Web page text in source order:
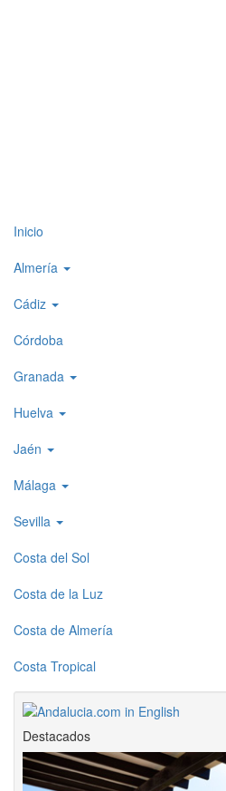
Top
level
1
Inicio
Almería
Cádiz
Córdoba
Granada
Huelva
Jaén
Málaga
Sevilla
Costa del Sol
Costa de la Luz
Costa de Almería
Costa Tropical
Destacados